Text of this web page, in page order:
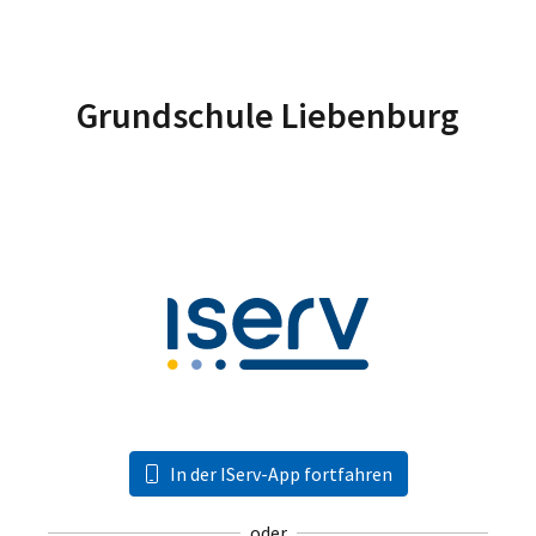
Grundschule Liebenburg
In der IServ-App fortfahren